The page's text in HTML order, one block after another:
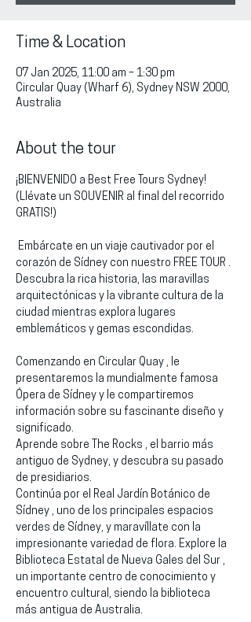
Time & Location
07 Jan 2025, 11:00 am – 1:30 pm
Circular Quay (Wharf 6), Sydney NSW 2000,
Australia
About the tour
¡BIENVENIDO a Best Free Tours Sydney!
(Llévate un SOUVENIR al final del recorrido
GRATIS!)
corazón de Sídney con nuestro FREE TOUR .
Descubra la rica historia, las maravillas
arquitectónicas y la vibrante cultura de la
ciudad mientras explora lugares
emblemáticos y gemas escondidas.
Comenzando en Circular Quay , le
presentaremos la mundialmente famosa
Ópera de Sídney y le compartiremos
información sobre su fascinante diseño y
significado.
Aprende sobre The Rocks , el barrio más
antiguo de Sydney, y descubra su pasado
de presidiarios.
Continúa por el Real Jardín Botánico de
Sídney , uno de los principales espacios
verdes de Sídney, y maravíllate con la
impresionante variedad de flora. Explore la
Biblioteca Estatal de Nueva Gales del Sur ,
un importante centro de conocimiento y
encuentro cultural, siendo la biblioteca
más antigua de Australia.